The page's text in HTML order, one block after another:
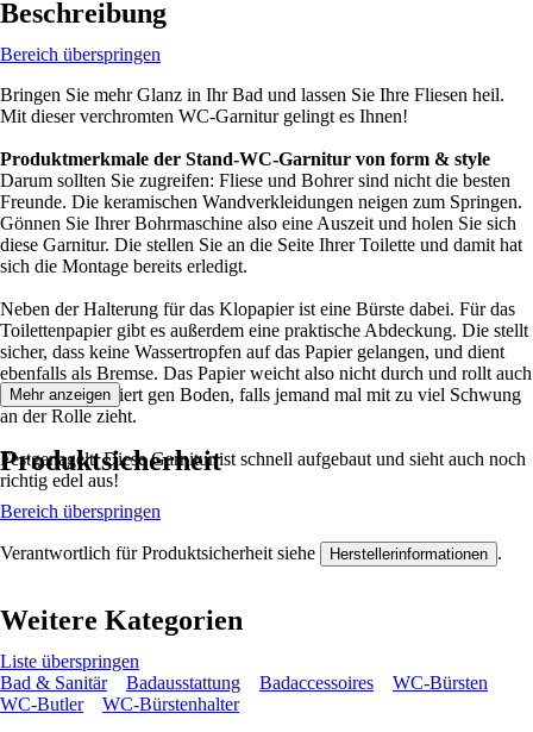
Beschreibung
Bereich überspringen
Bringen Sie mehr Glanz in Ihr Bad und lassen Sie Ihre Fliesen heil.
Mit dieser verchromten WC-Garnitur gelingt es Ihnen!
Produktmerkmale der Stand-WC-Garnitur von form & style
Darum sollten Sie zugreifen: Fliese und Bohrer sind nicht die besten
Freunde. Die keramischen Wandverkleidungen neigen zum Springen.
Gönnen Sie Ihrer Bohrmaschine also eine Auszeit und holen Sie sich
diese Garnitur. Die stellen Sie an die Seite Ihrer Toilette und damit hat
sich die Montage bereits erledigt.
Neben der Halterung für das Klopapier ist eine Bürste dabei. Für das
Toilettenpapier gibt es außerdem eine praktische Abdeckung. Die stellt
sicher, dass keine Wassertropfen auf das Papier gelangen, und dient
ebenfalls als Bremse. Das Papier weicht also nicht durch und rollt auch
nicht unkontrolliert gen Boden, falls jemand mal mit zu viel Schwung
an der Rolle zieht.
Festgenagelt: Diese Garnitur ist schnell aufgebaut und sieht auch noch
richtig edel aus!
Mehr anzeigen
Produktsicherheit
Bereich überspringen
Verantwortlich für Produktsicherheit siehe Herstellerinformationen .
Weitere Kategorien
Liste überspringen
Bad & Sanitär
Badausstattung Badaccessoires
WC-Bürsten
WC-Butler
WC-Bürstenhalter